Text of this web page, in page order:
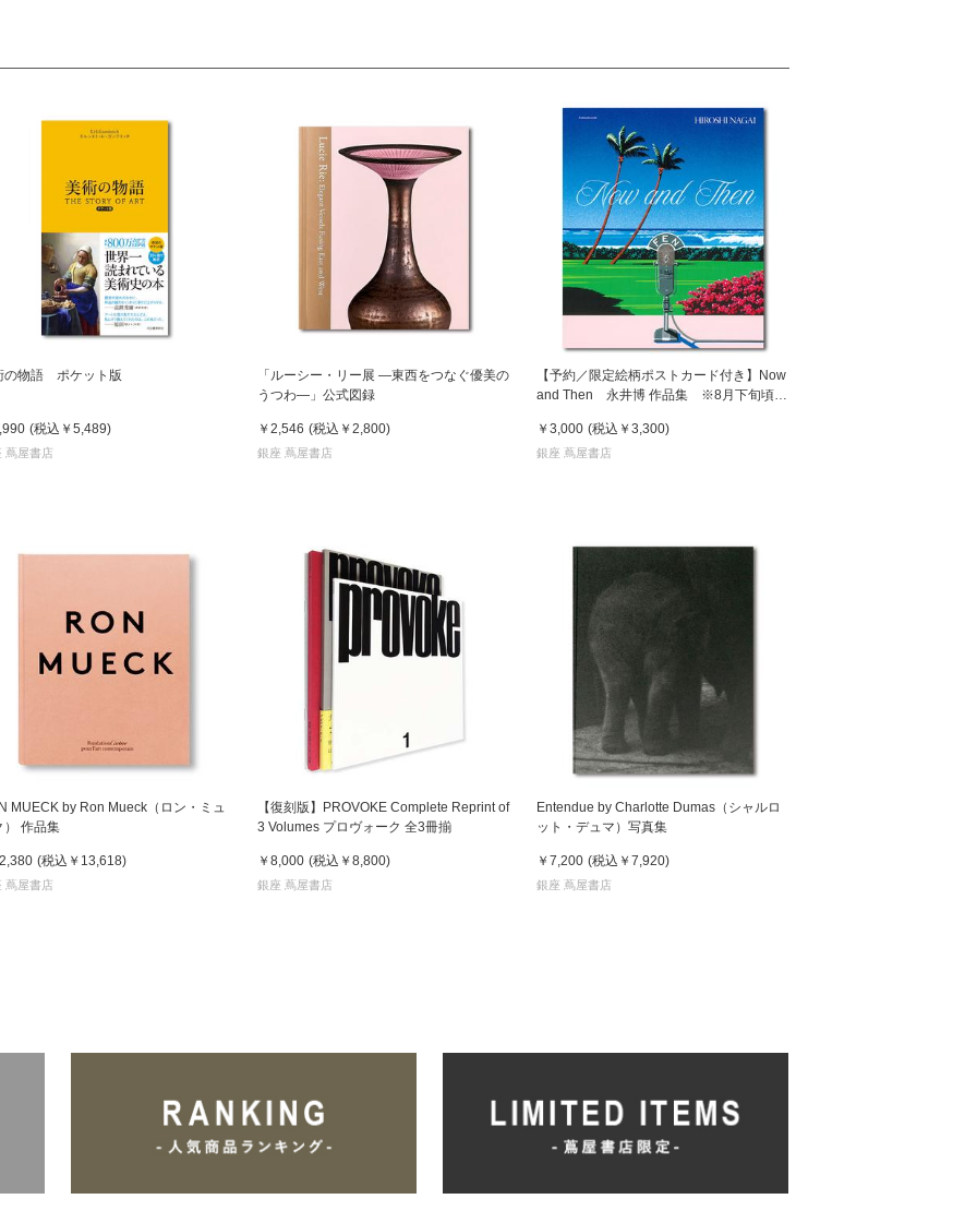
の物語 ポケット版
(税込 ￥5,489)
蔦屋書店
「ルーシー・リー展 ―東西をつなぐ優美の
うつわ―」公式図録
￥2,546 (税込 ￥2,800)
銀座 蔦屋書店
【予約／限定絵柄ポストカード付き】Now
and Then 永井博 作品集 ※8月下旬頃の
￥3,000 (税込 ￥3,300)
銀座 蔦屋書店
MUECK by Ron Mueck（ロン・ミュ
） 作品集
(税込 ￥13,618)
蔦屋書店
【復刻版】PROVOKE Complete Reprint of
3 Volumes プロヴォーク 全3冊揃
￥8,000 (税込 ￥8,800)
銀座 蔦屋書店
Entendue by Charlotte Dumas（シャルロ
ット・デュマ）写真集
￥7,200 (税込 ￥7,920)
銀座 蔦屋書店